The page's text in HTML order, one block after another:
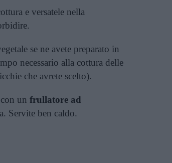
e versatele nella
se ne avete preparato in
necessario alla cottura delle
che avrete scelto).
un frullatore ad
Servite ben caldo.